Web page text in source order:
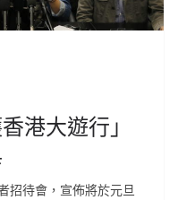
港大遊行」
招待會，宣佈將於元旦